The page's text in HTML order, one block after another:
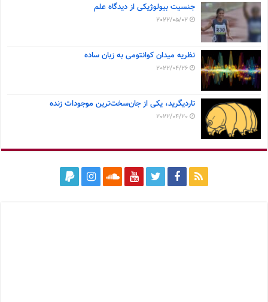
جنسیت بیولوژیکی از دیدگاه علم
2022/05/02
نظریه میدان کوانتومی به زبان ساده
2022/04/26
تاردیگرید، یکی از جان‌سخت‌ترین موجودات زنده
2022/04/20